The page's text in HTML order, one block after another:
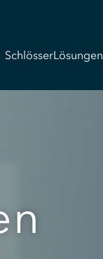
SchlösserLösungen